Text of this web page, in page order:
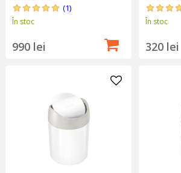
(1)
În stoc
990 lei
În stoc
320 lei